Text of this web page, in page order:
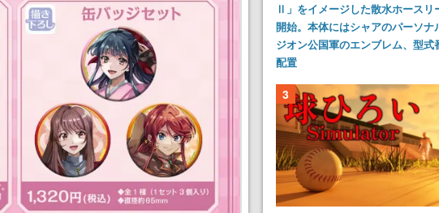
Ⅱ」をイメージした散水ホースリ
開始。本体にはシャアのパーソナ
ジオン公国軍のエンブレム、型式
配置
3